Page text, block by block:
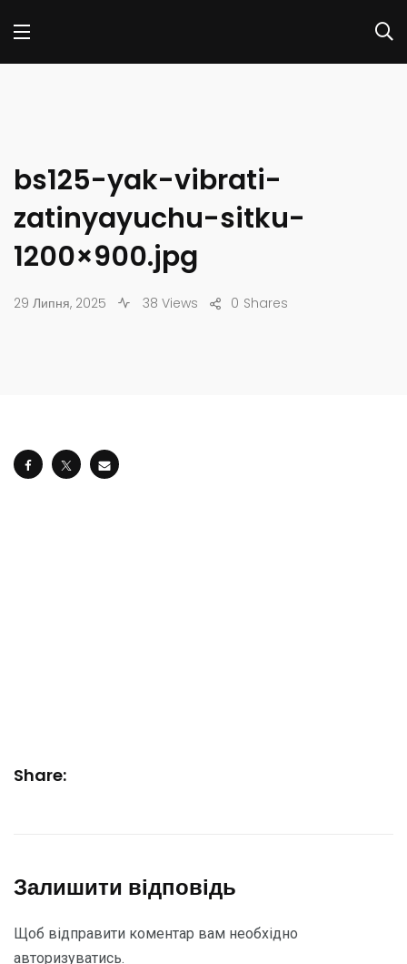
bs125-yak-vibrati-
zatinyayuchu-sitku-
1200×900.jpg
29 Липня, 2025 38 Views Shares
0
Share:
Залишити відповідь
Щоб відправити коментар вам необхідно
авторизуватись.